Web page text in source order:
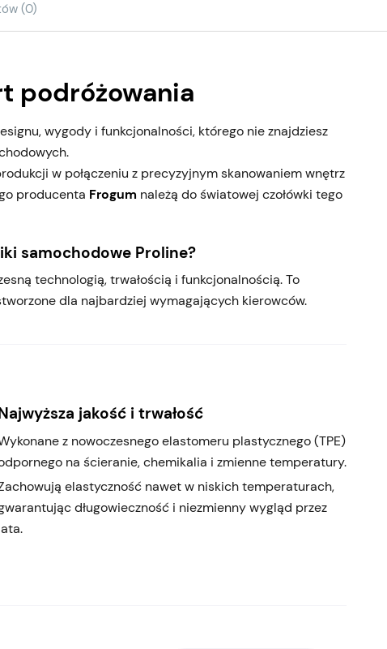
(0)
podróżowania
wygody i funkcjonalności, którego nie znajdziesz
w połączeniu z precyzyjnym skanowaniem wnętrz
producenta Frogum należą do światowej czołówki tego
samochodowe Proline?
technologią, trwałością i funkcjonalnością. To
dla najbardziej wymagających kierowców.
jakość i trwałość
z nowoczesnego elastomeru plastycznego (TPE)
na ścieranie, chemikalia i zmienne temperatury.
elastyczność nawet w niskich temperaturach,
długowieczność i niezmienny wygląd przez